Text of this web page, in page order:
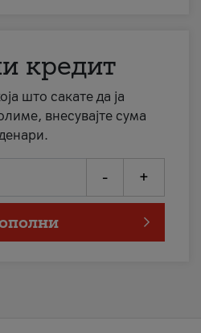
кредит
што сакате да ја
внесувајте сума
- +